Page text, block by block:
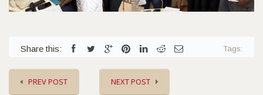
Share this: Tags:
PREV POST NEXT POST